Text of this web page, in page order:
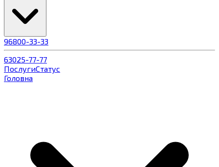
96800-33-33
63025-77-77
ПослугиСтатус
Головна